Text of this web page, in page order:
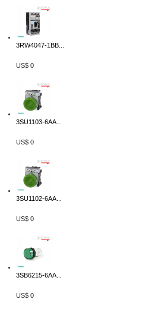
3RW4047-1BB...
US$ 0
3SU1103-6AA...
US$ 0
3SU1102-6AA...
US$ 0
3SB6215-6AA...
US$ 0